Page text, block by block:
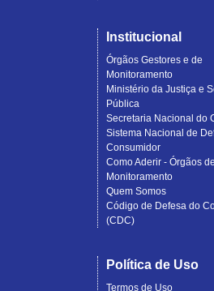
Institucional
Órgãos Gestores e de
Monitoramento
Ministério da Justiça e
Pública
Secretaria Nacional do
Sistema Nacional de
Consumidor
Como Aderir - Órgãos de
Monitoramento
Quem Somos
Código de Defesa do
(CDC)
Política de Uso
Termos de Uso